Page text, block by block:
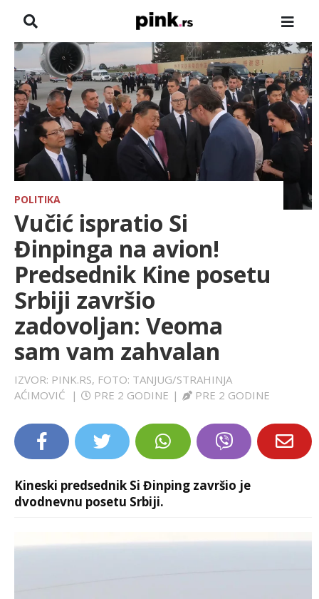
NASLOVNA
VESTI
ZADRUGA
SHOWBIZ
HRONIKA
FARMERI
TV
SPORT
LIFESTYLE
POLITIKA
Vučić ispratio Si
Đinpinga na avion!
Predsednik Kine posetu
Srbiji završio
zadovoljan: Veoma
sam vam zahvalan
IZVOR: PINK.RS, FOTO: TANJUG/STRAHINJA
AĆIMOVIĆ
| PRE 2 GODINE | PRE 2 GODINE
Kineski predsednik Si Đinping završio je
dvodnevnu posetu Srbiji.